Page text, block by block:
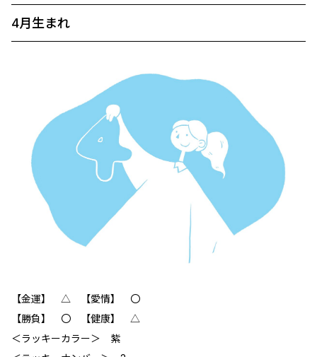
4月生まれ
【金運】 △ 【愛情】 〇
【勝負】 〇 【健康】 △
＜ラッキーカラー＞ 紫